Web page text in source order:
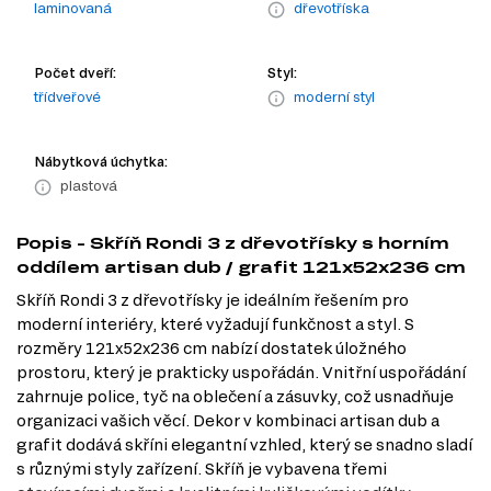
laminovaná dřevotříska
Počet dveří:
třídveřové
Styl:
moderní styl
Nábytková úchytka:
plastová
Popis - Skříň Rondi 3 z dřevotřísky s horním
oddílem artisan dub / grafit 121x52x236 cm
Skříň Rondi 3 z dřevotřísky je ideálním řešením pro
moderní interiéry, které vyžadují funkčnost a styl. S
rozměry 121x52x236 cm nabízí dostatek úložného
prostoru, který je prakticky uspořádán. Vnitřní uspořádání
zahrnuje police, tyč na oblečení a zásuvky, což usnadňuje
organizaci vašich věcí. Dekor v kombinaci artisan dub a
grafit dodává skříni elegantní vzhled, který se snadno sladí
s různými styly zařízení. Skříň je vybavena třemi